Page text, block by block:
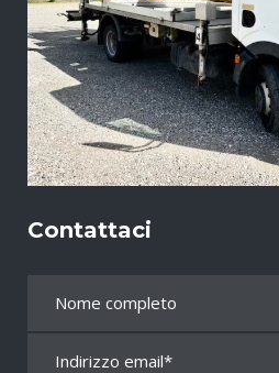
Contattaci